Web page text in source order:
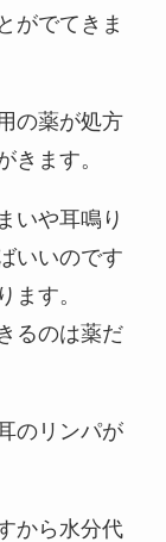
がでてきま
の薬が処方
きます。
いや耳鳴り
いいのです
ます。
るのは薬だ
のリンパが
から水分代